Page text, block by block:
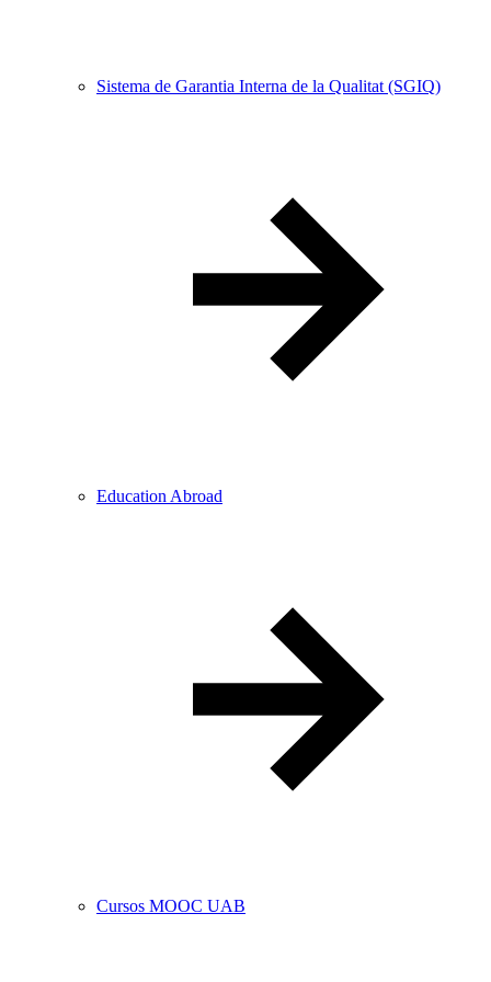
Sistema de Garantia Interna de la Qualitat (SGIQ)
Education Abroad
Cursos MOOC UAB